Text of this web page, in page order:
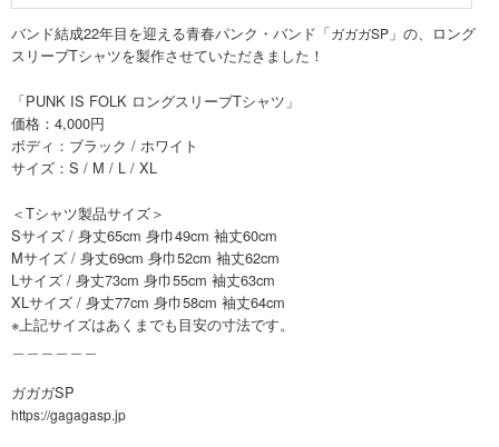
バンド結成22年目を迎える青春パンク・バンド「ガガガSP 」の、ロング
スリーブTシャツを製作させていただきました！
「PUNK IS FOLK ロングスリーブTシャツ」
価格：4,000円
ボディ：ブラック / ホワイト
サイズ：S / M / L / XL
＜Tシャツ製品サイズ＞
Sサイズ / 身丈65cm 身巾49cm 袖丈60cm
Mサイズ / 身丈69cm 身巾52cm 袖丈62cm
Lサイズ / 身丈73cm 身巾55cm 袖丈63cm
XLサイズ / 身丈77cm 身巾58cm 袖丈64cm
※上記サイズはあくまでも目安の寸法です。
ガガガSP
https://gagagasp.jp